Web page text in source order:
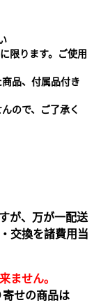
限ります。ご使用
品、付属品付き
ので、ご了承く
が、万が一配送
交換を諸費用当
ません｡
せの商品は